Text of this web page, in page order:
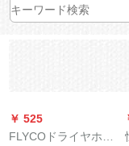
￥ 525
FLYCOドライヤホー